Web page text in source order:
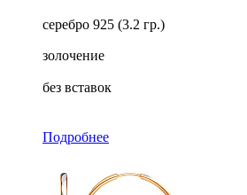
серебро 925 (3.2 гр.)
золочение
без вставок
Подробнее